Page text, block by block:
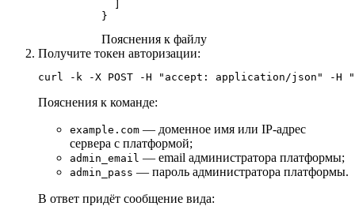
}
Пояснения к файлу
Получите токен авторизации:
curl -k -X POST -H "accept: application/json" -H
Пояснения к команде:
example.com — доменное имя или IP-адрес
сервера с платформой;
admin_email — email администратора платформы;
admin_pass — пароль администратора платформы.
В ответ придёт сообщение вида: